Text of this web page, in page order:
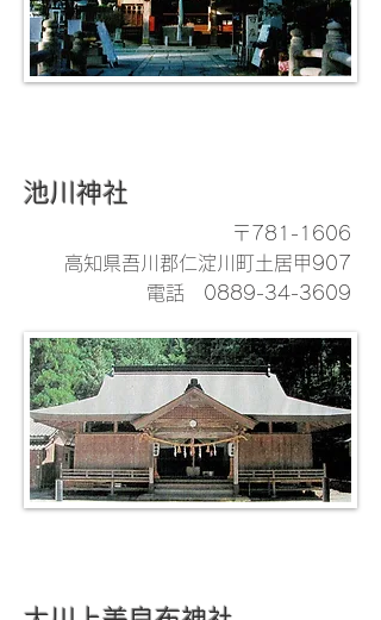
池川神社
〒781-1606
高知県吾川郡仁淀川町土居甲907
電話 0889-34-3609